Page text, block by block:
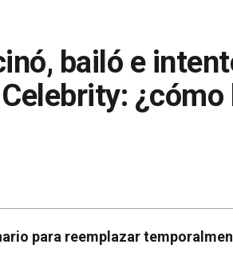
bailó e
¿cómo
para reemplazar